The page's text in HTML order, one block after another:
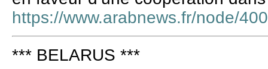
https://www.arabnews.fr/node/
*** BELARUS ***